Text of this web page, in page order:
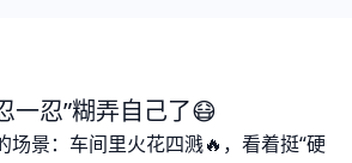
一忍”糊弄自己了😷
场景：车间里火花四溅🔥，看着挺“硬